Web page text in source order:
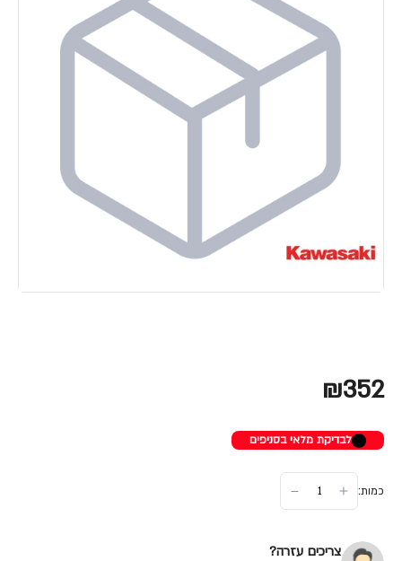
₪352
לבדיקת מלאי בסניפים
כמות:
צריכים עזרה?